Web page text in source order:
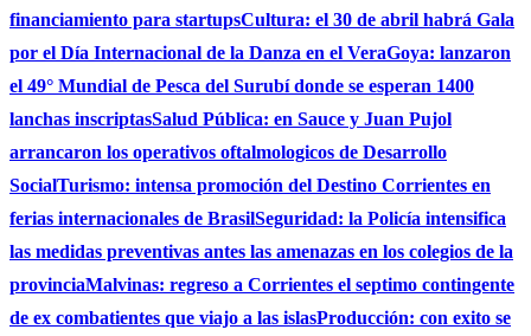
financiamiento para startupsCultura: el 30 de abril habrá Gala
por el Día Internacional de la Danza en el VeraGoya: lanzaron
el 49° Mundial de Pesca del Surubí donde se esperan 1400
lanchas inscriptasSalud Pública: en Sauce y Juan Pujol
arrancaron los operativos oftalmologicos de Desarrollo
SocialTurismo: intensa promoción del Destino Corrientes en
ferias internacionales de BrasilSeguridad: la Policía intensifica
las medidas preventivas antes las amenazas en los colegios de la
provinciaMalvinas: regreso a Corrientes el septimo contingente
de ex combatientes que viajo a las islasProducción: con exito se